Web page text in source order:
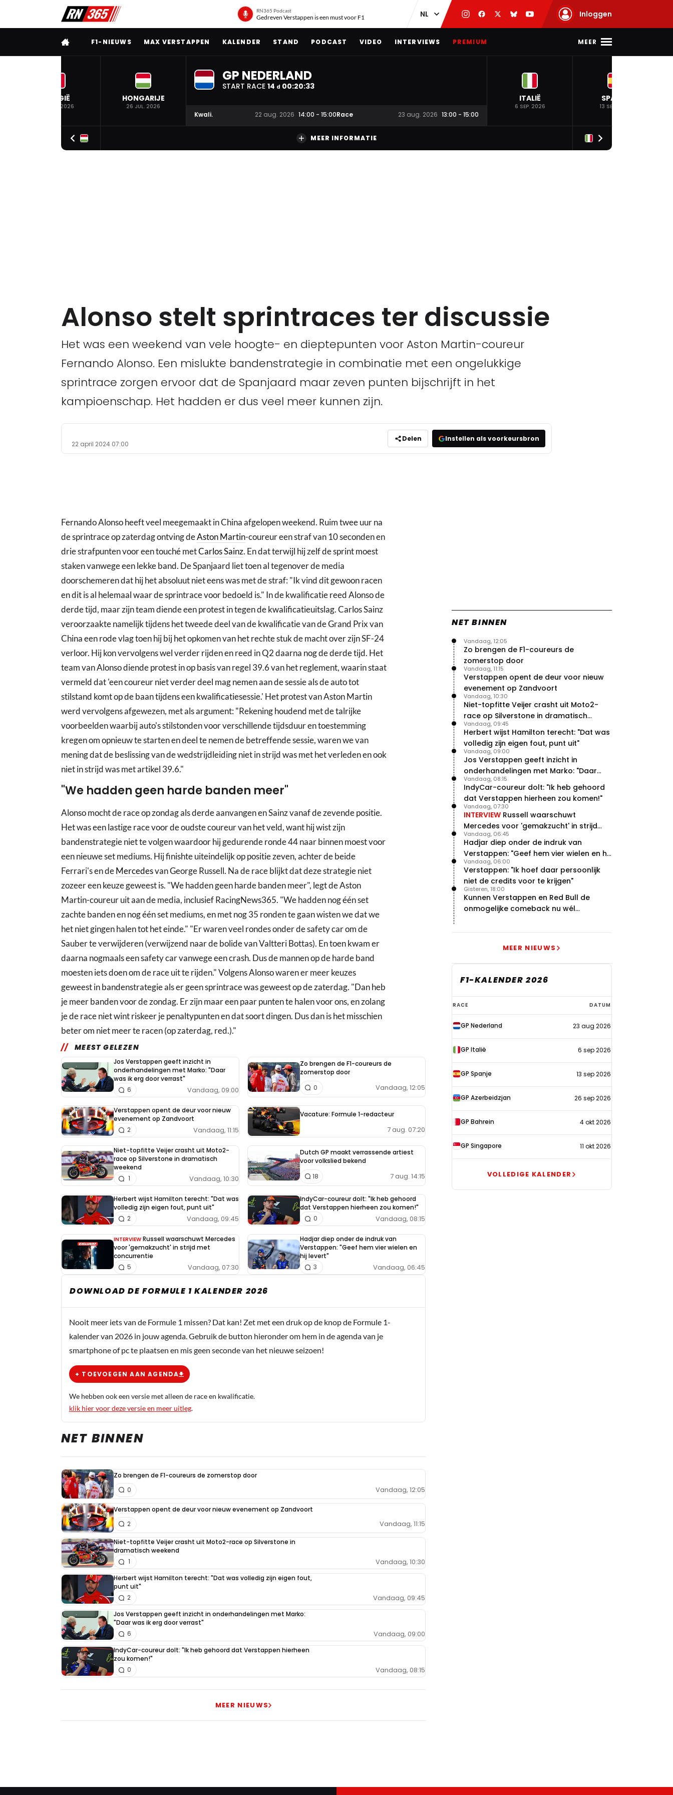
RN365 Podcast
Gedreven Verstappen is een must voor F1 Inloggen
VOLLEDIG MENU
F1-NIEUWS MAX VERSTAPPEN KALENDER STAND PODCAST VIDEO INTERVIEWS PREMIUM MEER
BELGIË
19 JUL. 2026
HONGARIJE
26 JUL. 2026
GP NEDERLAND
START RACE 14 d 00:20:33
Kwali. 22 aug. 2026 14:00 - 15:00Race 23 aug. 2026 13:00 - 15:00
ITALIË
6 SEP. 2026
SPANJE
13 SEP. 2026
MEER INFORMATIE
Alonso stelt sprintraces ter discussie
Het was een weekend van vele hoogte- en dieptepunten voor Aston Martin-coureur
Fernando Alonso. Een mislukte bandenstrategie in combinatie met een ongelukkige
sprintrace zorgen ervoor dat de Spanjaard maar zeven punten bijschrijft in het
kampioenschap. Het hadden er dus veel meer kunnen zijn.
22 april 2024 07:00
Delen Instellen als voorkeursbron
Fernando Alonso heeft veel meegemaakt in China afgelopen weekend. Ruim twee uur na
de sprintrace op zaterdag ontving deAston Martin-coureur een straf van 10 seconden en
drie strafpunten voor een touché metCarlos Sainz. En dat terwijl hij zelf de sprint moest
staken vanwege een lekke band. De Spanjaard liet toen al tegenover de media
doorschemeren dat hij het absoluut niet eens was met de straf: "Ik vind dit gewoon racen
en dit is al helemaal waar de sprintrace voor bedoeld is." In de kwalificatie reed Alonso de
derde tijd, maar zijn team diende een protest in tegen de kwalificatieuitslag. Carlos Sainz
veroorzaakte namelijk tijdens het tweede deel van de kwalificatie van de Grand Prix van
China een rode vlag toen hij bij het opkomen van het rechte stuk de macht over zijn SF-24
verloor. Hij kon vervolgens wel verder rijden en reed in Q2 daarna nog de derde tijd. Het
team van Alonso diende protest in op basis van regel 39.6 van het reglement, waarin staat
vermeld dat 'een coureur niet verder deel mag nemen aan de sessie als de auto tot
stilstand komt op de baan tijdens een kwalificatiesessie.' Het protest van Aston Martin
werd vervolgens afgewezen, met als argument: "Rekening houdend met de talrijke
voorbeelden waarbij auto's stilstonden voor verschillende tijdsduur en toestemming
kregen om opnieuw te starten en deel te nemen de betreffende sessie, waren we van
mening dat de beslissing van de wedstrijdleiding niet in strijd was met het verleden en ook
niet in strijd was met artikel 39.6."
"We hadden geen harde banden meer"
Alonso mocht de race op zondag als derde aanvangen en Sainz vanaf de zevende positie.
Het was een lastige race voor de oudste coureur van het veld, want hij wist zijn
bandenstrategie niet te volgen waardoor hij gedurende ronde 44 naar binnen moest voor
een nieuwe set mediums. Hij finishte uiteindelijk op positie zeven, achter de beide
Ferrari's en deMercedesvan George Russell. Na de race blijkt dat deze strategie niet
zozeer een keuze geweest is. "We hadden geen harde banden meer", legt de Aston
Martin-coureur uit aan de media, inclusief RacingNews365. "We hadden nog één set
zachte banden en nog één set mediums, en met nog 35 ronden te gaan wisten we dat we
het niet gingen halen tot het einde." "Er waren veel rondes onder de safety car om de
Sauber te verwijderen (verwijzend naar de bolide van Valtteri Bottas). En toen kwam er
daarna nogmaals een safety car vanwege een crash. Dus de mannen op de harde band
moesten iets doen om de race uit te rijden." Volgens Alonso waren er meer keuzes
geweest in bandenstrategie als er geen sprintrace was geweest op de zaterdag. "Dan heb
je meer banden voor de zondag. Er zijn maar een paar punten te halen voor ons, en zolang
je de race niet wint riskeer je penaltypunten en dat soort dingen. Dus dan is het misschien
beter om niet meer te racen (op zaterdag, red.)."
MEEST GELEZEN
Jos Verstappen geeft inzicht in
onderhandelingen met Marko: "Daar
was ik erg door verrast"
Vandaag, 09:00
6
Zo brengen de F1-coureurs de
zomerstop door
Vandaag, 12:05
0
Verstappen opent de deur voor nieuw
evenement op Zandvoort
Vandaag, 11:15
2
Vacature: Formule 1-redacteur
7 aug. 07:20
Niet-topfitte Veijer crasht uit Moto2-
race op Silverstone in dramatisch
weekend
Vandaag, 10:30
1
Dutch GP maakt verrassende artiest
voor volkslied bekend
7 aug. 14:15
18
Herbert wijst Hamilton terecht: "Dat was
volledig zijn eigen fout, punt uit"
Vandaag, 09:45
2
IndyCar-coureur dolt: "Ik heb gehoord
dat Verstappen hierheen zou komen!"
Vandaag, 08:15
0
INTERVIEW Russell waarschuwt Mercedes
voor 'gemakzucht' in strijd met
concurrentie
Vandaag, 07:30
5
Hadjar diep onder de indruk van
Verstappen: "Geef hem vier wielen en
hij levert"
Vandaag, 06:45
3
DOWNLOAD DE FORMULE 1 KALENDER 2026
Nooit meer iets van de Formule 1 missen? Dat kan! Zet met een druk op de knop de Formule 1-
kalender van 2026 in jouw agenda. Gebruik de button hieronder om hem in de agenda van je
smartphone of pc te plaatsen en mis geen seconde van het nieuwe seizoen!
+ TOEVOEGEN AAN AGENDA
We hebben ook een versie met alleen de race en kwalificatie.
klik hier voor deze versie en meer uitleg.
NET BINNEN
Zo brengen de F1-coureurs de zomerstop door
Vandaag, 12:05
0
Verstappen opent de deur voor nieuw evenement op Zandvoort
Vandaag, 11:15
2
Niet-topfitte Veijer crasht uit Moto2-race op Silverstone in
dramatisch weekend
Vandaag, 10:30
1
Herbert wijst Hamilton terecht: "Dat was volledig zijn eigen fout,
punt uit"
Vandaag, 09:45
2
Jos Verstappen geeft inzicht in onderhandelingen met Marko:
"Daar was ik erg door verrast"
Vandaag, 09:00
6
IndyCar-coureur dolt: "Ik heb gehoord dat Verstappen hierheen
zou komen!"
Vandaag, 08:15
0
MEER NIEUWS
NET BINNEN
Zo brengen de F1-coureurs de
zomerstop door
Vandaag, 12:05
Verstappen opent de deur voor nieuw
evenement op Zandvoort
Vandaag, 11:15
Niet-topfitte Veijer crasht uit Moto2-
race op Silverstone in dramatisch
weekend
Vandaag, 10:30
Herbert wijst Hamilton terecht: "Dat was
volledig zijn eigen fout, punt uit"
Vandaag, 09:45
Jos Verstappen geeft inzicht in
onderhandelingen met Marko: "Daar
was ik erg door verrast"
Vandaag, 09:00
IndyCar-coureur dolt: "Ik heb gehoord
dat Verstappen hierheen zou komen!"
Vandaag, 08:15
INTERVIEW Russell waarschuwt
Mercedes voor 'gemakzucht' in strijd
met concurrentie
Vandaag, 07:30
Hadjar diep onder de indruk van
Verstappen: "Geef hem vier wielen en hij
levert"
Vandaag, 06:45
Verstappen: "Ik hoef daar persoonlijk
niet de credits voor te krijgen"
Vandaag, 06:00
Kunnen Verstappen en Red Bull de
onmogelijke comeback nu wél
Gisteren, 18:00
MEER NIEUWS
F1-KALENDER 2026
F1-
kalender
2026
RACE DATUM
GP Nederland 23 aug 2026
GP Italië 6 sep 2026
GP Spanje 13 sep 2026
GP Azerbeidzjan 26 sep 2026
GP Bahrein 4 okt 2026
GP Singapore 11 okt 2026
VOLLEDIGE KALENDER